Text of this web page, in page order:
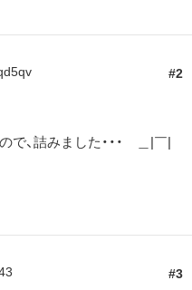
2
、詰みました・・・ ＿|￣|
3